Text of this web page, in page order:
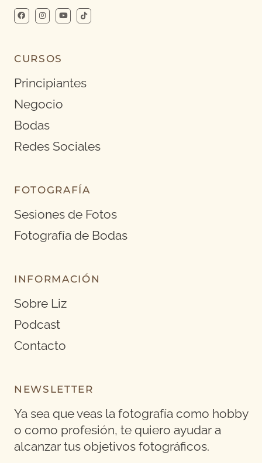
CURSOS
Principiantes
Negocio
Bodas
Redes Sociales
FOTOGRAFÍA
Sesiones de Fotos
Fotografía de Bodas
INFORMACIÓN
Sobre Liz
Podcast
Contacto
NEWSLETTER
Ya sea que veas la fotografía como hobby
o como profesión, te quiero ayudar a
alcanzar tus objetivos fotográficos.